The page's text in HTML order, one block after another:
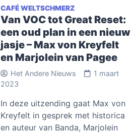
CAFÉ WELTSCHMERZ
Van VOC tot Great Reset:
een oud plan in een nieuw
jasje – Max von Kreyfelt
en Marjolein van Pagee
Het Andere Nieuws
1 maart
2023
In deze uitzending gaat Max von
Kreyfelt in gesprek met historica
en auteur van Banda, Marjolein